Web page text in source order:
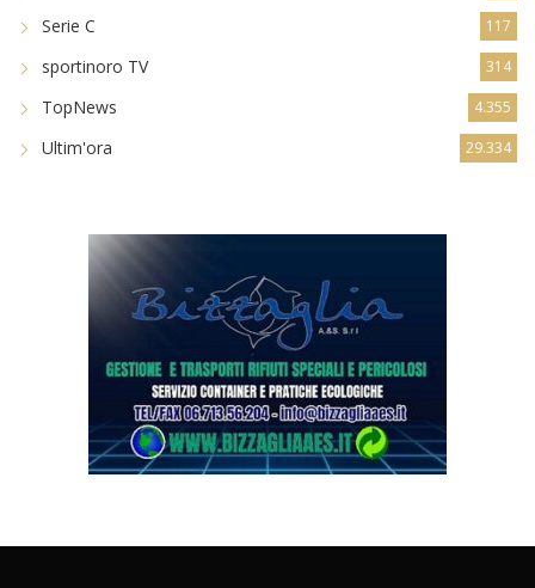
Serie C 117
sportinoro TV 314
TopNews 4.355
Ultim'ora 29.334